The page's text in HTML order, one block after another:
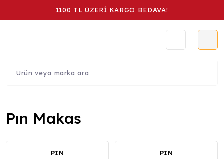
1100 TL ÜZERİ KARGO BEDAVA!
Pın Makas
PIN PIN